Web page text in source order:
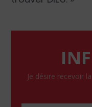
Je désire recevoir